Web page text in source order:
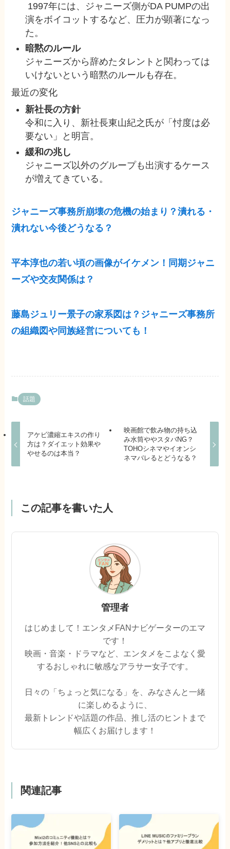
1997年には、ジャニーズ側がDA PUMPの出
演をボイコットするなど、圧力が顕著になっ
た。
暗黙のルール
ジャニーズから辞めたタレントと関わっては
いけないという暗黙のルールも存在。
最近の変化
新社長の方針
令和に入り、新社長東山紀之氏が「忖度は必
要ない」と明言。
緩和の兆し
ジャニーズ以外のグループも出演するケース
が増えてきている。
ジャニーズ事務所崩壊の危機の始まり？潰れる・
潰れない今後どうなる？
平本淳也の若い頃の画像がイケメン！同期ジャニ
ーズや交友関係は？
藤島ジュリー景子の家系図は？ジャニーズ事務所
の組織図や同族経営についても！
話題
アケビ濃縮エキスの作り
方は？ダイエット効果や
やせるのは本当？
映画館で飲み物の持ち込
み水筒ややスタバNG？
TOHOシネマやイオンシ
ネマバレるとどうなる？
この記事を書いた人
管理者
はじめまして！エンタメFANナビゲーターのエマ
です！
映画・音楽・ドラマなど、エンタメをこよなく愛
するおしゃれに敏感なアラサー女子です。
日々の「ちょっと気になる」を、みなさんと一緒
に楽しめるように、
最新トレンドや話題の作品、推し活のヒントまで
幅広くお届けします！
関連記事